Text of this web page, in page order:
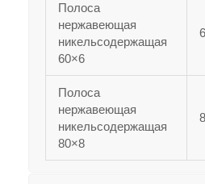
Полоса
нержавеющая
никельсодержащая
60×6
Полоса
нержавеющая
никельсодержащая
80×8